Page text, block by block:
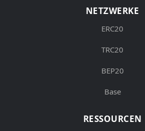
NETZWERKE
ERC20
TRC20
BEP20
Base
RESSOURCEN